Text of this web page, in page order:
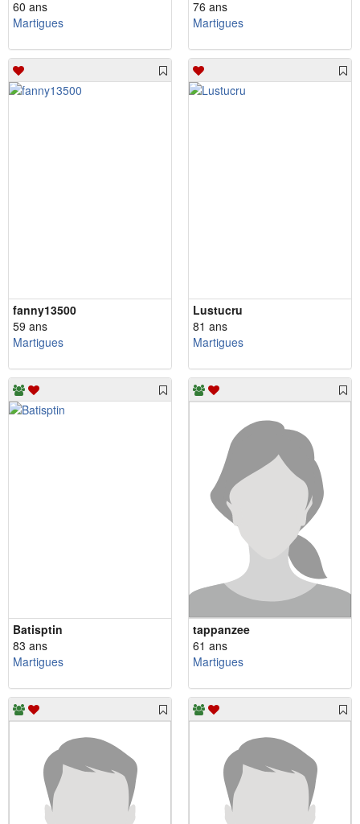
60 ans
Martigues
76 ans
Martigues
fanny13500
59 ans
Martigues
Lustucru
81 ans
Martigues
Batisptin
83 ans
Martigues
tappanzee
61 ans
Martigues